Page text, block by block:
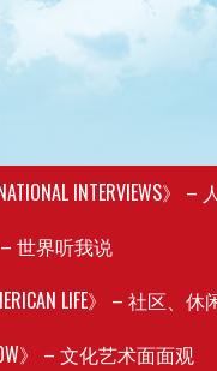
INTERVIEWS》 –
– 世界听我说
LIFE》 – 社区、
》 – 文化艺术面面观